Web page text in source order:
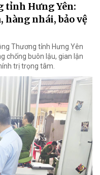
tỉnh Hưng Yên:
hàng nhái, bảo vệ
Thương tỉnh Hưng Yên
chống buôn lậu, gian lận
trị trọng tâm.